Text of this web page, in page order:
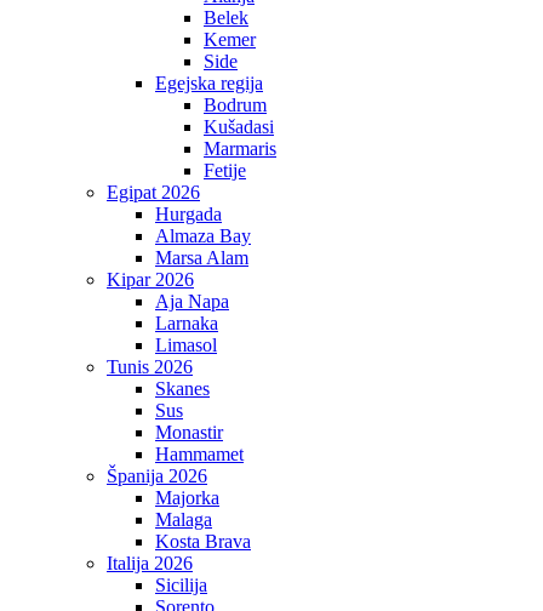
Belek
Kemer
Side
Egejska regija
Bodrum
Kušadasi
Marmaris
Fetije
Egipat 2026
Hurgada
Almaza Bay
Marsa Alam
Kipar 2026
Aja Napa
Larnaka
Limasol
Tunis 2026
Skanes
Sus
Monastir
Hammamet
Španija 2026
Majorka
Malaga
Kosta Brava
Italija 2026
Sicilija